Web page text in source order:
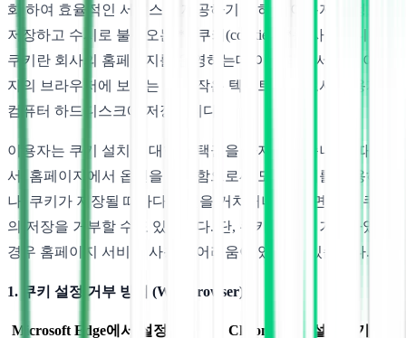
화 하여 효율적인 서비스를 제공하기 위하여 이용자의 정보를
저장하고 수시로 불러오는 **‘쿠키(cookie)’**를 사용합니다.
쿠키란 회사의 홈페이지를 운영하는데 이용되는 서버가 이용
자의 브라우저에 보내는 아주 작은 텍스트 파일로서 이용자의
컴퓨터 하드디스크에 저장됩니다.
이용자는 쿠키 설치에 대한 선택권을 가지고 있습니다. 따라
서, 홈페이지에서 옵션을 설정함으로써 모든 쿠키를 허용하거
나, 쿠키가 저장될 때마다 확인을 거치거나, 아니면 모든 쿠키
의 저장을 거부할 수도 있습니다. 단, 쿠키 설치를 거부하였을
경우 홈페이지 서비스 사용에 어려움이 있을 수 있습니다.
1. 쿠키 설정 거부 방법 (Web browser)
Microsoft Edge에서 설정하기
Chrome에서 설정하기